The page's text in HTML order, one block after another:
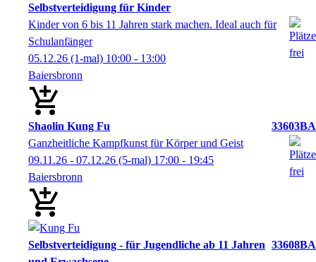
Selbstverteidigung für Kinder
Kinder von 6 bis 11 Jahren stark machen. Ideal auch für
Schulanfänger
05.12.26 (1-mal) 10:00 - 13:00
Baiersbronn
Shaolin Kung Fu
33603BA
Ganzheitliche Kampfkunst für Körper und Geist
09.11.26 - 07.12.26 (5-mal) 17:00 - 19:45
Baiersbronn
Selbstverteidigung - für Jugendliche ab 11 Jahren 33608BA